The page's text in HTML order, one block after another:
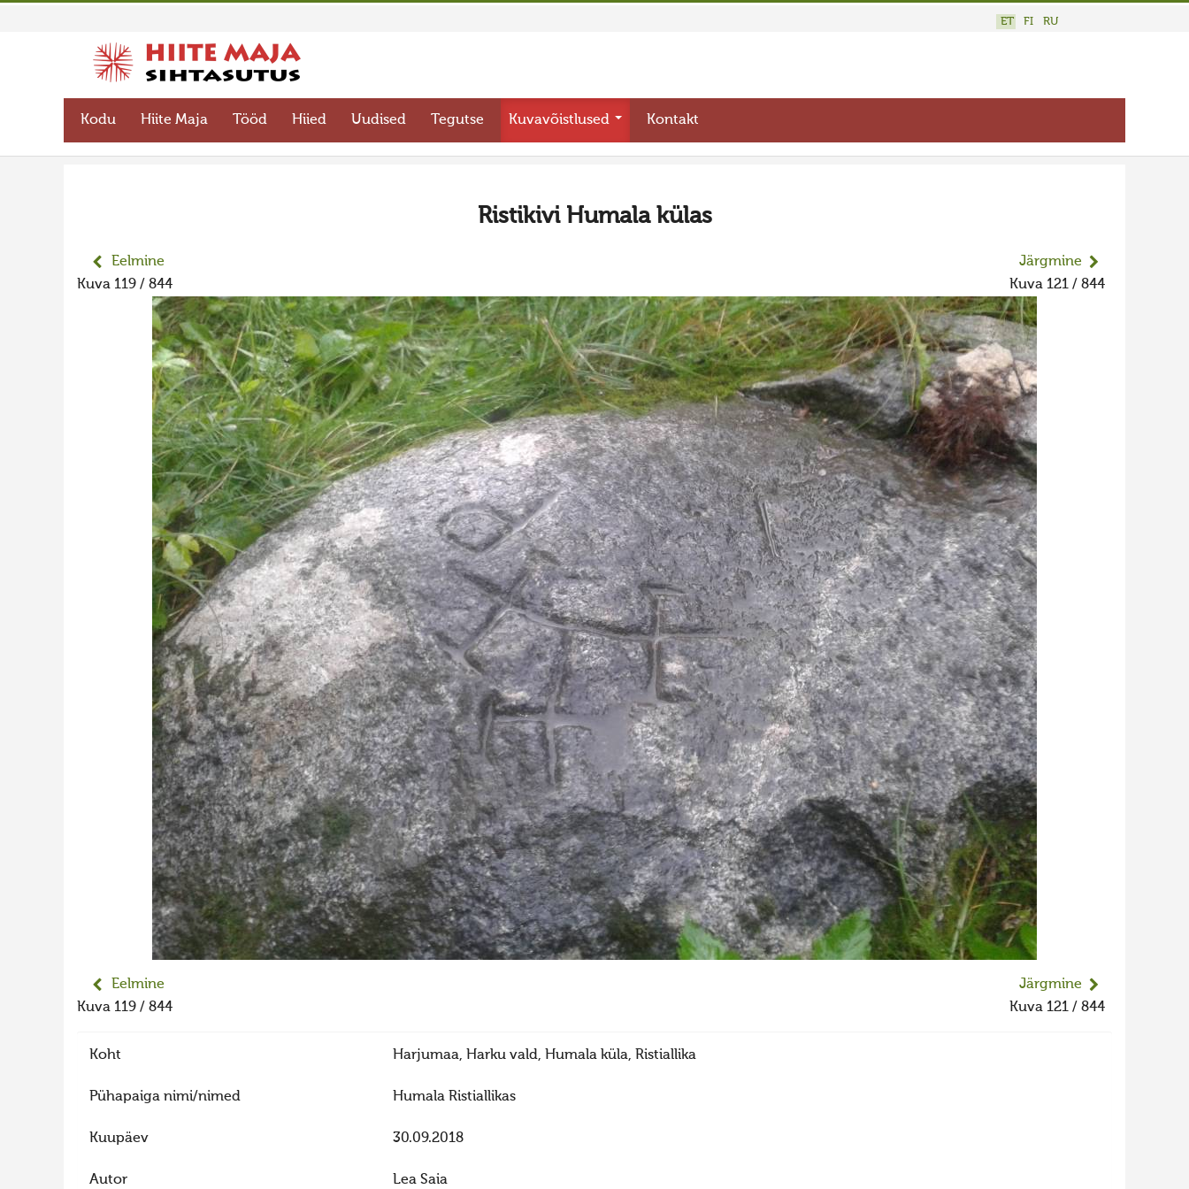
ET FI RU
Kodu Hiite Maja Tööd Hiied Uudised Tegutse Kuvavõistlused Kontakt
Ristikivi Humala külas
Eelmine
Kuva 119 / 844
Järgmine
Kuva 121 / 844
Eelmine
Kuva 119 / 844
Järgmine
Kuva 121 / 844
Koht Harjumaa, Harku vald, Humala küla, Ristiallika
Pühapaiga nimi/nimed Humala Ristiallikas
Kuupäev 30.09.2018
Autor Lea Saia